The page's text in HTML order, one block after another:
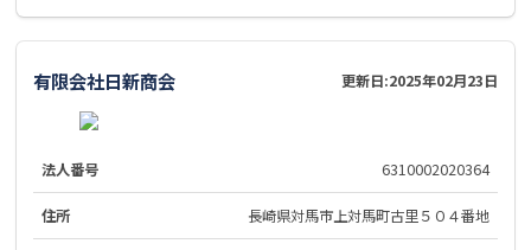
有限会社日新商会 更新日:2025年02月23日
法人番号 6310002020364
住所 長崎県対馬市上対馬町古里５０４番地